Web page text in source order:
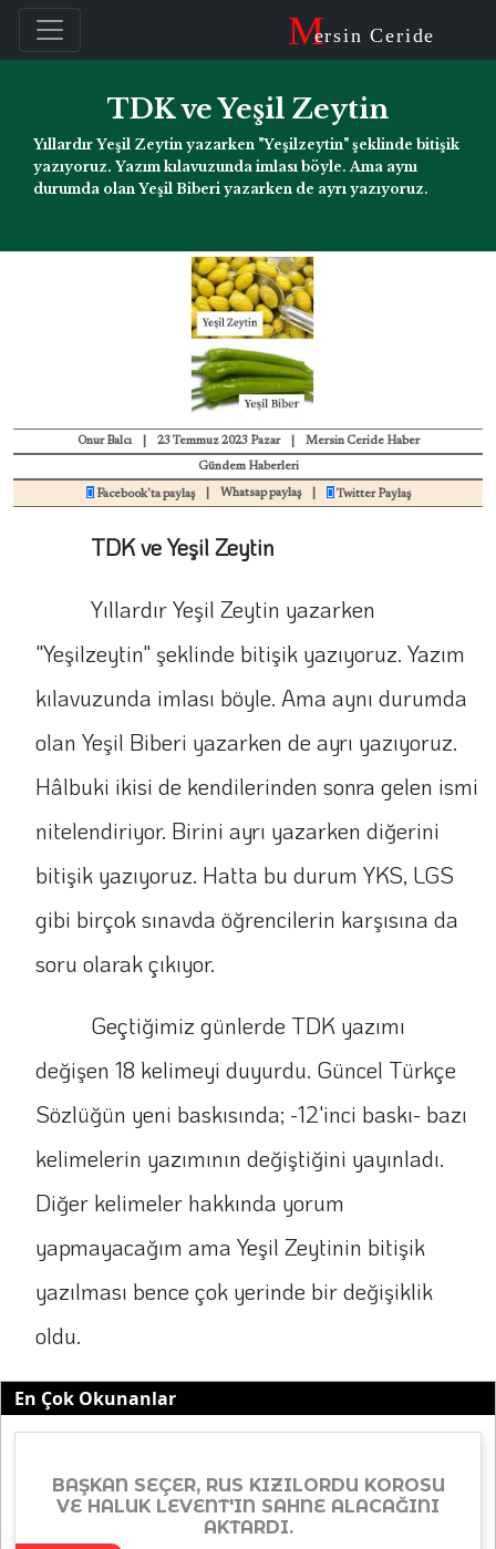
Mersin Ceride
TDK ve Yeşil Zeytin
Yıllardır Yeşil Zeytin yazarken "Yeşilzeytin" şeklinde bitişik
yazıyoruz. Yazım kılavuzunda imlası böyle. Ama aynı
durumda olan Yeşil Biberi yazarken de ayrı yazıyoruz.
Onur Balcı 23 Temmuz 2023 Pazar Mersin Ceride Haber
Gündem Haberleri
Facebook'ta paylaş Whatsap paylaş Twitter Paylaş
TDKveYeşilZeytin
Yıllardır Yeşil Zeytin yazarken
"Yeşilzeytin" şeklinde bitişik yazıyoruz. Yazım
kılavuzunda imlası böyle. Ama aynı durumda
olan Yeşil Biberi yazarken de ayrı yazıyoruz.
Hâlbuki ikisi de kendilerinden sonra gelen ismi
nitelendiriyor. Birini ayrı yazarken diğerini
bitişik yazıyoruz. Hatta bu durum YKS, LGS
gibi birçok sınavda öğrencilerin karşısına da
soru olarak çıkıyor.
Geçtiğimiz günlerde TDK yazımı
değişen 18 kelimeyi duyurdu. Güncel Türkçe
Sözlüğün yeni baskısında; -12'inci baskı- bazı
kelimelerin yazımının değiştiğini yayınladı.
Diğer kelimeler hakkında yorum
yapmayacağım ama Yeşil Zeytinin bitişik
yazılması bence çok yerinde bir değişiklik
oldu.
En Çok Okunanlar
BAŞKAN SEÇER, RUS KIZILORDU KOROSU
VE HALUK LEVENT'IN SAHNE ALACAĞINI
AKTARDI.